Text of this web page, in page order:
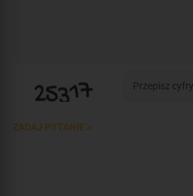
ZADAJ PYTANIE >